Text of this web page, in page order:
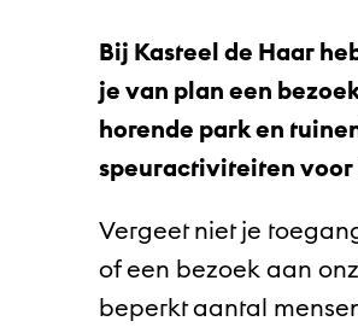
Bij Kasteel de Haar
je van plan een
horende park en
speuractiviteiten voor
Vergeet niet je
of een bezoek aan
beperkt aantal